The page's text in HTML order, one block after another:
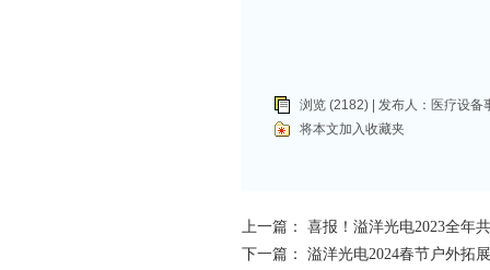
浏览 (2182) | 发布人： 医疗设备
将本文加入收藏夹
上一篇： 喜报！溢洋光电2023全年
下一篇： 溢洋光电2024春节户外拓